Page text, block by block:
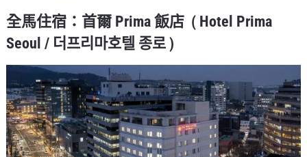
全馬住宿：首爾 Prima 飯店 ( Hotel Prima
Seoul / 더프리마호텔 종로 )